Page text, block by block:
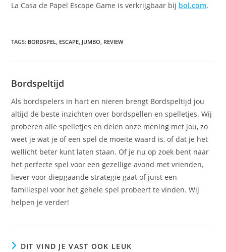
La Casa de Papel Escape Game is verkrijgbaar bij bol.com.
TAGS: BORDSPEL, ESCAPE, JUMBO, REVIEW
Bordspeltijd
Als bordspelers in hart en nieren brengt Bordspeltijd jou
altijd de beste inzichten over bordspellen en spelletjes. Wij
proberen alle spelletjes en delen onze mening met jou, zo
weet je wat je of een spel de moeite waard is, of dat je het
wellicht beter kunt laten staan. Of je nu op zoek bent naar
het perfecte spel voor een gezellige avond met vrienden,
liever voor diepgaande strategie gaat of juist een
familiespel voor het gehele spel probeert te vinden. Wij
helpen je verder!
DIT VIND JE VAST OOK LEUK